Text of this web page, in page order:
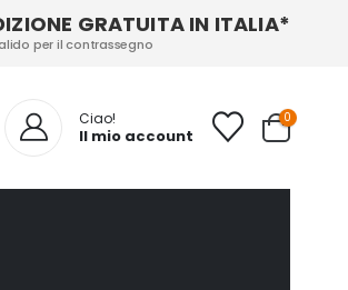
GRATUITA IN ITALIA*
per il contrassegno
Ciao!
Il mio account
0